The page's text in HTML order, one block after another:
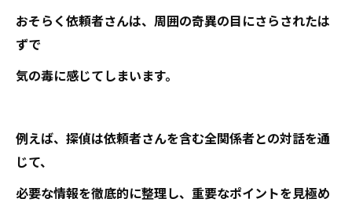
おそらく依頼者さんは、周囲の奇異の目にさらされたは
ずで
気の毒に感じてしまいます。
例えば、探偵は依頼者さんを含む全関係者との対話を通
じて、
必要な情報を徹底的に整理し、重要なポイントを見極め